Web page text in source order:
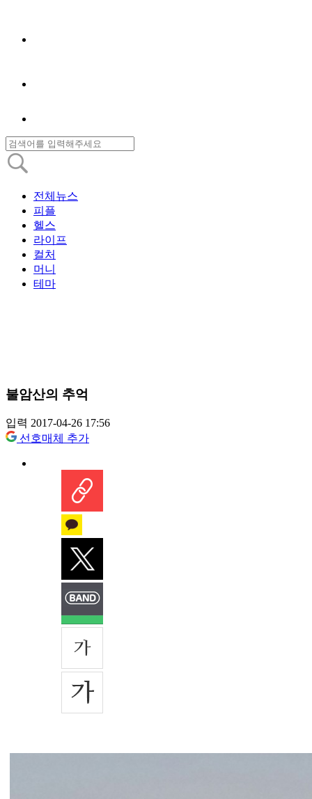
전체뉴스
피플
헬스
라이프
컬처
머니
테마
불암산의 추억
입력 2017-04-26 17:56
선호매체 추가